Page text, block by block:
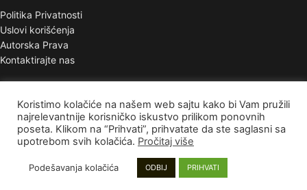
Politika Privatnosti
Uslovi korišćenja
Autorska Prava
Kontaktirajte nas
Poručivanje i Plaćanje
Rokovi isporuke
Garancija
Reklamacije
Koristimo kolačiće na našem web sajtu kako bi Vam pružili
najrelevantnije korisničko iskustvo prilikom ponovnih
poseta. Klikom na “Prihvati”, prihvatate da ste saglasni sa
upotrebom svih kolačića. Pročitaj više
Podešavanja kolačića ODBIJ PRIHVATI